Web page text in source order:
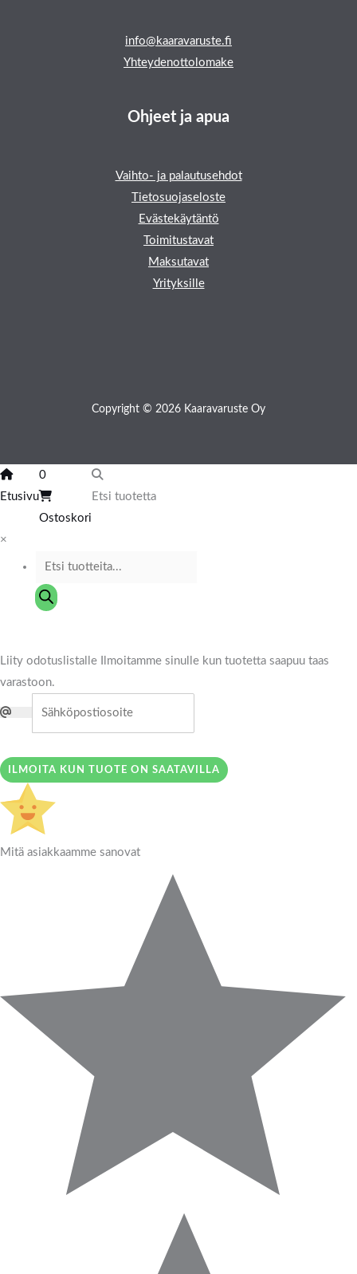
info@kaaravaruste.fi
Yhteydenottolomake
Ohjeet ja apua
Vaihto- ja palautusehdot
Tietosuojaseloste
Evästekäytäntö
Toimitustavat
Maksutavat
Yrityksille
Copyright © 2026 Kaaravaruste Oy
Etusivu
0
Ostoskori
Etsi tuotetta
×
Liity odotuslistalle
Ilmoitamme sinulle kun tuotetta saapuu taas
varastoon.
ILMOITA KUN TUOTE ON SAATAVILLA
Mitä asiakkaamme sanovat